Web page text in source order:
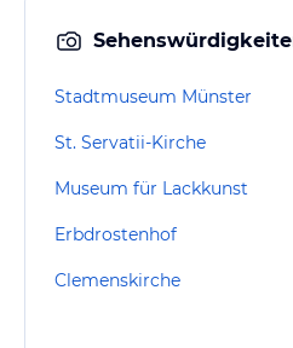
Stadtmuseum Münster
St. Servatii-Kirche
Museum für Lackkunst
Erbdrostenhof
Clemenskirche